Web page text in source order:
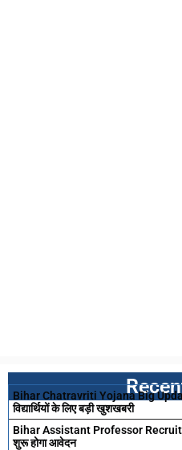
Bihar Chatravriti Yojana Big Update
विद्यार्थियों के लिए बड़ी खुशखबरी
Bihar Assistant Professor
शुरू होगा आवेदन